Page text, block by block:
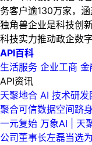
务客户逾130万家，
独角兽企业是科技创
科技实力推动政企数
API百科
生活服务 企业工商 金
API资讯
天聚地合 AI 技术研
聚合可信数据空间跻
一元复始 万象AI | 天
公司董事长左磊当选